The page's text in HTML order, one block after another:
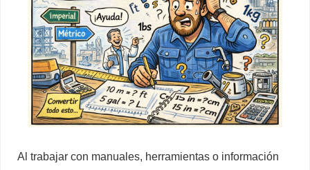
Al trabajar con manuales, herramientas o información